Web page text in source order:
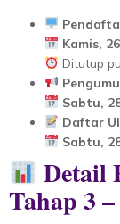
Kamis,
Ditutup
Sabtu,
Daftar
Sabtu,
Detail
Tahap 3